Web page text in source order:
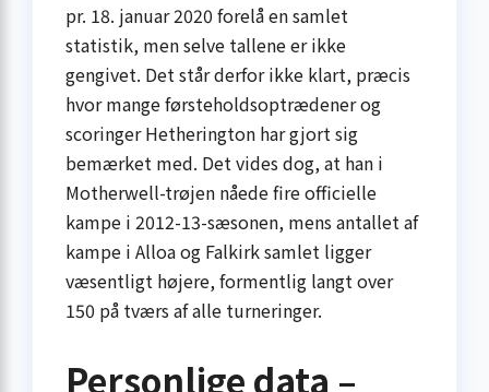
pr. 18. januar 2020 forelå en samlet
statistik, men selve tallene er ikke
gengivet. Det står derfor ikke klart, præcis
hvor mange førsteholdsoptrædener og
scoringer Hetherington har gjort sig
bemærket med. Det vides dog, at han i
Motherwell-trøjen nåede fire officielle
kampe i 2012-13-sæsonen, mens antallet af
kampe i Alloa og Falkirk samlet ligger
væsentligt højere, formentlig langt over
150 på tværs af alle turneringer.
Personlige data –